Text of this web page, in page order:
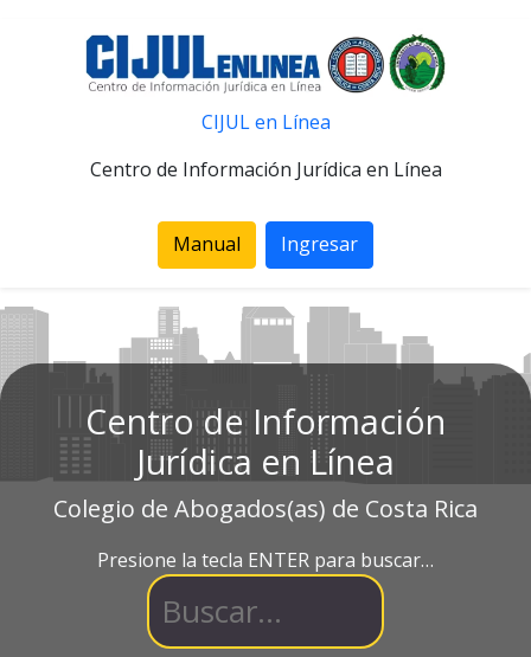
CIJUL en Línea
Centro de Información Jurídica en Línea
Manual Ingresar
Centro de Información
Jurídica en Línea
Colegio de Abogados(as) de Costa Rica
Presione la tecla ENTER para buscar…